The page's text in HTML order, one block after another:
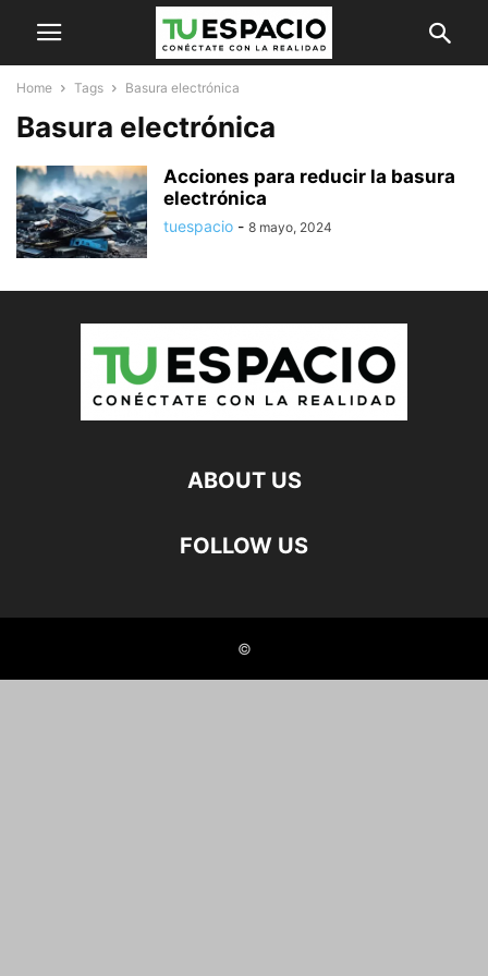
Home Tags Basura electrónica
Basura electrónica
Acciones para reducir la basura
electrónica
tuespacio - 8 mayo, 2024
ABOUT US
FOLLOW US
©